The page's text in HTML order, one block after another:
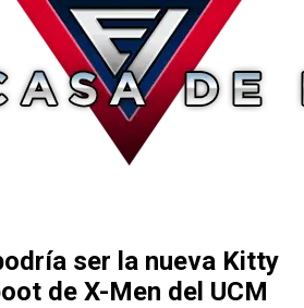
ser la nueva Kitty
de X-Men del UCM